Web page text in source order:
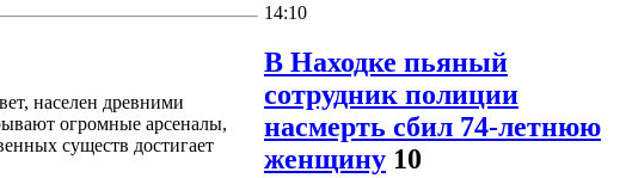
населен древними
огромные арсеналы,
существ достигает
14:10
В Находке пьяный
сотрудник полиции
насмерть сбил 74-летнюю
женщину 10